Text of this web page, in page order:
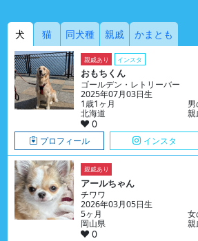
犬 猫 同犬種 親戚 かまとも
親戚あり インスタ
おもちくん
ゴールデン・レトリーバー
2025年07月03日生
1歳1ヶ月
北海道
親
0
プロフィール インスタ
親戚あり
アールちゃん
チワワ
2026年03月05日生
5ヶ月
女
岡山県
親
0